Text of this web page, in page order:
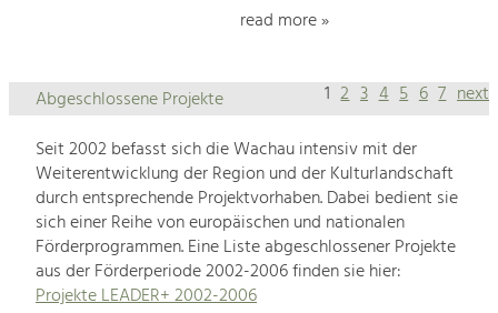
read more »
1 2 3 4 5 6 7 next
Abgeschlossene Projekte
Seit 2002 befasst sich die Wachau intensiv mit der
Weiterentwicklung der Region und der Kulturlandschaft
durch entsprechende Projektvorhaben. Dabei bedient sie
sich einer Reihe von europäischen und nationalen
Förderprogrammen. Eine Liste abgeschlossener Projekte
aus der Förderperiode 2002-2006 finden sie hier:
Projekte LEADER+ 2002-2006